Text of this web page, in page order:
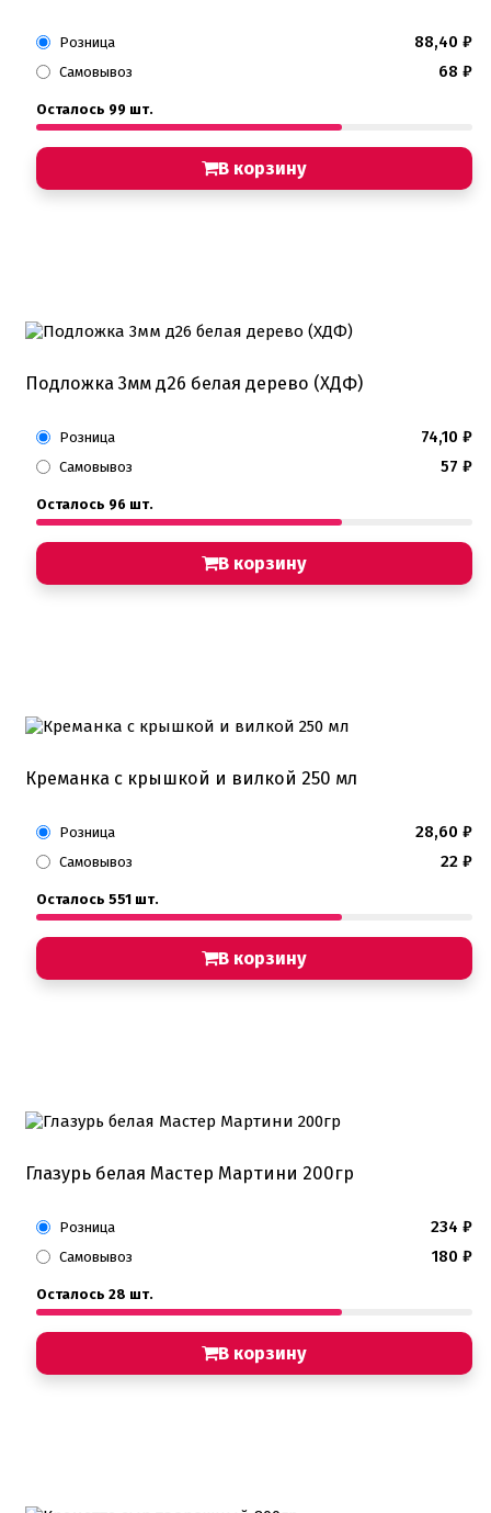
Розница 88,40 ₽
Самовывоз 68 ₽
Осталось 99 шт.
В корзину
Подложка 3мм д26 белая дерево (ХДФ)
Розница 74,10 ₽
Самовывоз 57 ₽
Осталось 96 шт.
В корзину
Креманка с крышкой и вилкой 250 мл
Розница 28,60 ₽
Самовывоз 22 ₽
Осталось 551 шт.
В корзину
Глазурь белая Мастер Мартини 200гр
Розница 234 ₽
Самовывоз 180 ₽
Осталось 28 шт.
В корзину